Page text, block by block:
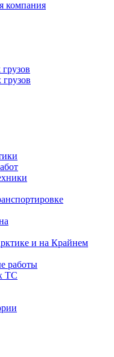
и на Крайнем
работы
ТС